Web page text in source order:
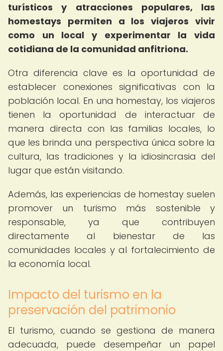
turísticos y atracciones populares, las
homestays permiten a los viajeros vivir
como un local y experimentar la vida
cotidiana de la comunidad anfitriona.
Otra diferencia clave es la oportunidad de
establecer conexiones significativas con la
población local. En una homestay, los viajeros
tienen la oportunidad de interactuar de
manera directa con las familias locales, lo
que les brinda una perspectiva única sobre la
cultura, las tradiciones y la idiosincrasia del
lugar que están visitando.
Además, las experiencias de homestay suelen
promover un turismo más sostenible y
responsable, ya que contribuyen
directamente al bienestar de las
comunidades locales y al fortalecimiento de
la economía local.
Impacto del turismo en la
preservación del patrimonio
El turismo, cuando se gestiona de manera
adecuada, puede desempeñar un papel